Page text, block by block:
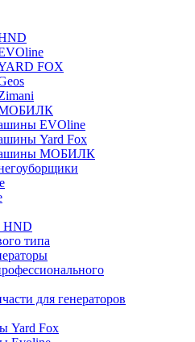
FOX
МОБИЛК
EVOline
Yard Fox
МОБИЛК
HND
типа
для генераторов
Yard Fox